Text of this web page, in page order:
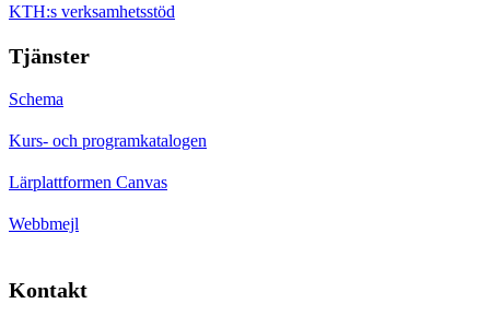
KTH:s verksamhetsstöd
Tjänster
Schema
Kurs- och programkatalogen
Lärplattformen Canvas
Webbmejl
Kontakt